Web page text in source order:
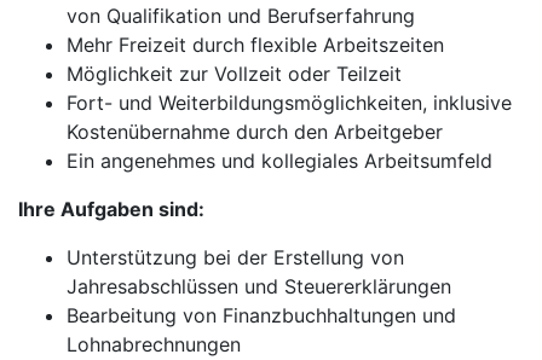
von Qualifikation und Berufserfahrung
Mehr Freizeit durch flexible Arbeitszeiten
Möglichkeit zur Vollzeit oder Teilzeit
Fort- und Weiterbildungsmöglichkeiten, inklusive
Kostenübernahme durch den Arbeitgeber
Ein angenehmes und kollegiales Arbeitsumfeld
Ihre Aufgaben sind:
Unterstützung bei der Erstellung von
Jahresabschlüssen und Steuererklärungen
Bearbeitung von Finanzbuchhaltungen und
Lohnabrechnungen